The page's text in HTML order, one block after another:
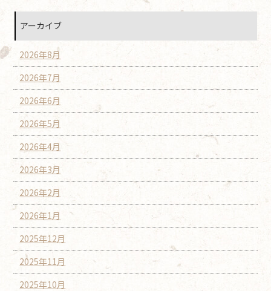
アーカイブ
2026年8月
2026年7月
2026年6月
2026年5月
2026年4月
2026年3月
2026年2月
2026年1月
2025年12月
2025年11月
2025年10月